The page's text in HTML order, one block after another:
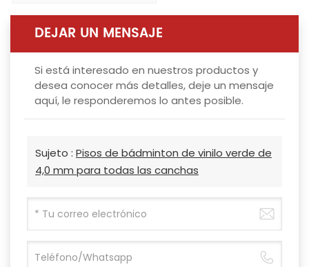
DEJAR UN MENSAJE
Si está interesado en nuestros productos y
desea conocer más detalles, deje un mensaje
aquí, le responderemos lo antes posible.
Sujeto : Pisos de bádminton de vinilo verde de
4,0 mm para todas las canchas